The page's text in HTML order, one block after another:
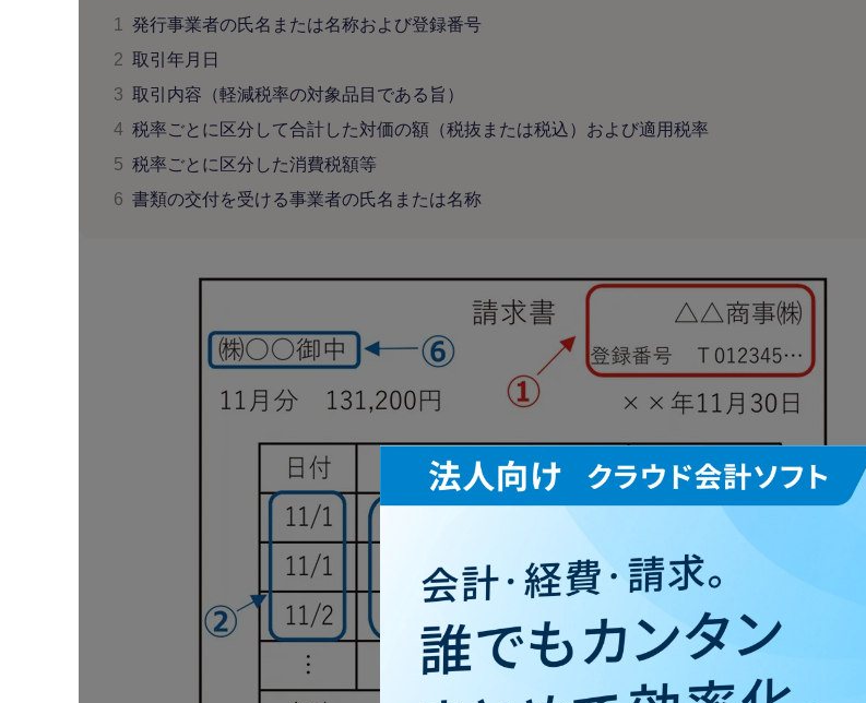
1
発行事業者の氏名または名称および登録番号
2 取引年月日
3 取引内容（軽減税率の対象品目である旨）
4 税率ごとに区分して合計した対価の額（税抜または税込）および適用税率
5 税率ごとに区分した消費税額等
6 書類の交付を受ける事業者の氏名または名称